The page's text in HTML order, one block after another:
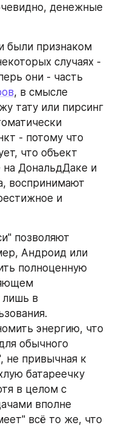
денежные
были признаком
случаях -
они - часть
, в смысле
тату или пирсинг
- потому что
что объект
на ДональдДаке и
воспринимают
и
позволяют
Андроид или
полноценную
лишь в
энергию, что
обычного
не привычная к
батареечку
в целом с
вполне
всё то же, что